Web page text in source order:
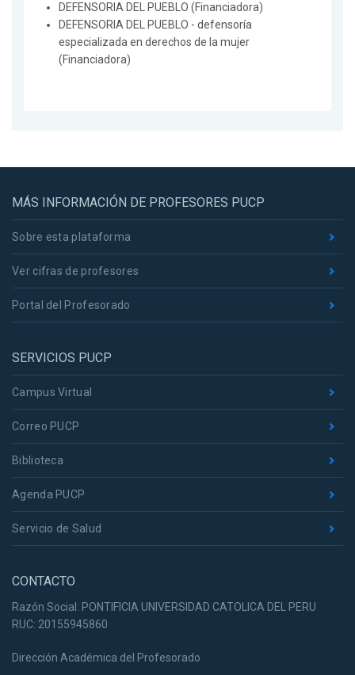
DEFENSORIA DEL PUEBLO (Financiadora)
DEFENSORIA DEL PUEBLO - defensoría
especializada en derechos de la mujer
(Financiadora)
MÁS INFORMACIÓN DE PROFESORES PUCP
Sobre esta plataforma
Ver cifras de profesores
Portal del Profesorado
SERVICIOS PUCP
Campus Virtual
Correo PUCP
Biblioteca
Agenda PUCP
Servicio de Salud
CONTACTO
Razón Social: PONTIFICIA UNIVERSIDAD CATOLICA DEL PERU
RUC: 20155945860
Dirección Académica del Profesorado